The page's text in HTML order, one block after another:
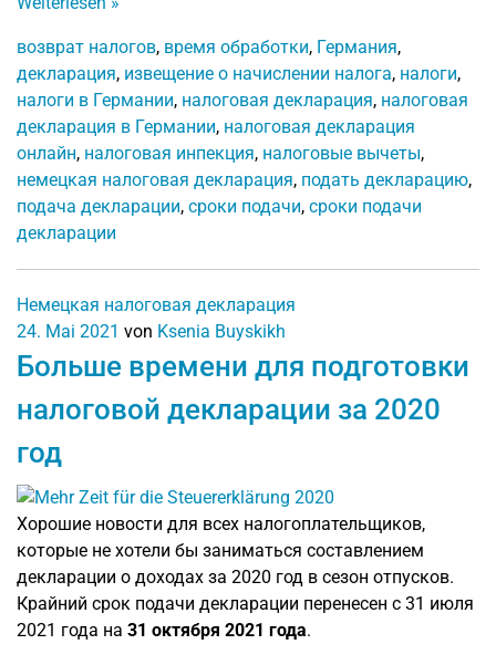
возврат налогов, время обработки, Германия,
декларация, извещение о начислении налога, налоги,
налоги в Германии, налоговая декларация, налоговая
декларация в Германии, налоговая декларация
онлайн, налоговая инпекция, налоговые вычеты,
немецкая налоговая декларация, подать декларацию,
подача декларации, сроки подачи, сроки подачи
декларации
Немецкая налоговая декларация
24. Mai 2021 von Ksenia Buyskikh
Больше времени для подготовки
налоговой декларации за 2020
год
Хорошие новости для всех налогоплательщиков,
которые не хотели бы заниматься составлением
декларации о доходах за 2020 год в сезон отпусков.
Крайний срок подачи декларации перенесен с 31 июля
2021 года на 31 октября 2021 года.